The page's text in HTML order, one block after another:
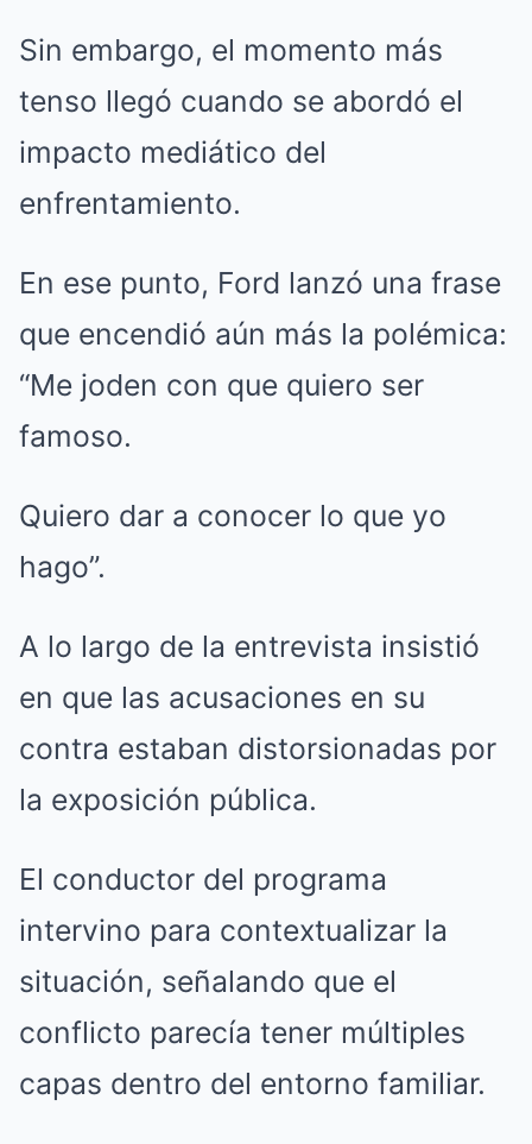
Sin embargo, el momento más
tenso llegó cuando se abordó el
impacto mediático del
enfrentamiento.
En ese punto, Ford lanzó una frase
que encendió aún más la polémica:
“Me joden con que quiero ser
famoso.
Quiero dar a conocer lo que yo
hago”.
A lo largo de la entrevista insistió
en que las acusaciones en su
contra estaban distorsionadas por
la exposición pública.
El conductor del programa
intervino para contextualizar la
situación, señalando que el
conflicto parecía tener múltiples
capas dentro del entorno familiar.